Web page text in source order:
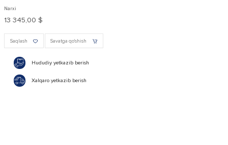
Narxi
13 345,00 $
Saqlash Savatga qo'shish
Hududiy yetkazib berish
Xalqaro yetkazib berish